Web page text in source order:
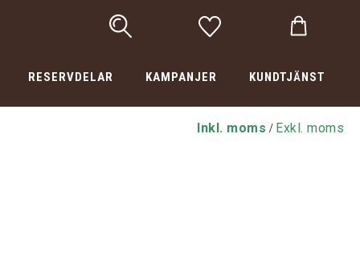
RESERVDELAR KAMPANJER KUNDTJÄNST
Inkl. moms / Exkl. moms